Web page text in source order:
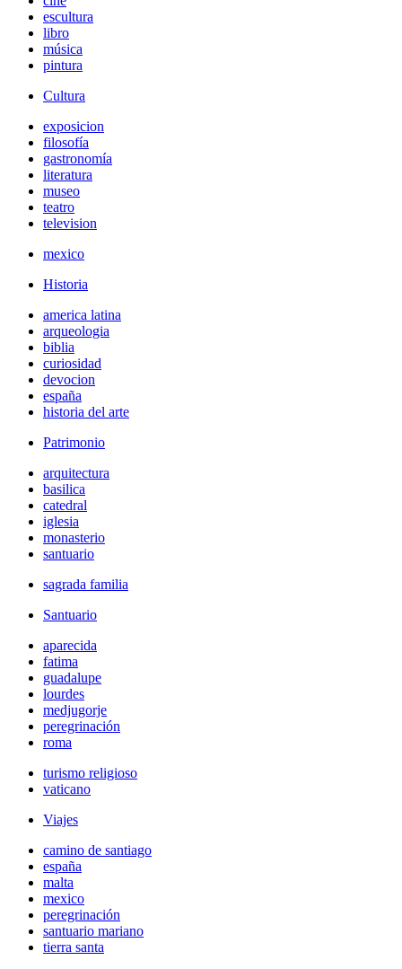
escultura
libro
música
pintura
Cultura
exposicion
filosofía
gastronomía
literatura
museo
teatro
television
mexico
Historia
america latina
arqueologia
biblia
curiosidad
devocion
españa
historia del arte
Patrimonio
arquitectura
basilica
catedral
iglesia
monasterio
santuario
sagrada familia
Santuario
aparecida
fatima
guadalupe
lourdes
medjugorje
peregrinación
roma
turismo religioso
vaticano
Viajes
camino de santiago
españa
malta
mexico
peregrinación
santuario mariano
tierra santa